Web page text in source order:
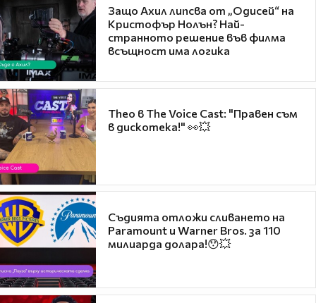
Защо Ахил липсва от „Одисей“ на
Кристофър Нолън? Най-
странното решение във филма
всъщност има логика
Theo в The Voice Cast: "Правен съм
в дискотека!" 👀💥
Съдията отложи сливането на
Paramount и Warner Bros. за 110
милиарда долара!😯💥